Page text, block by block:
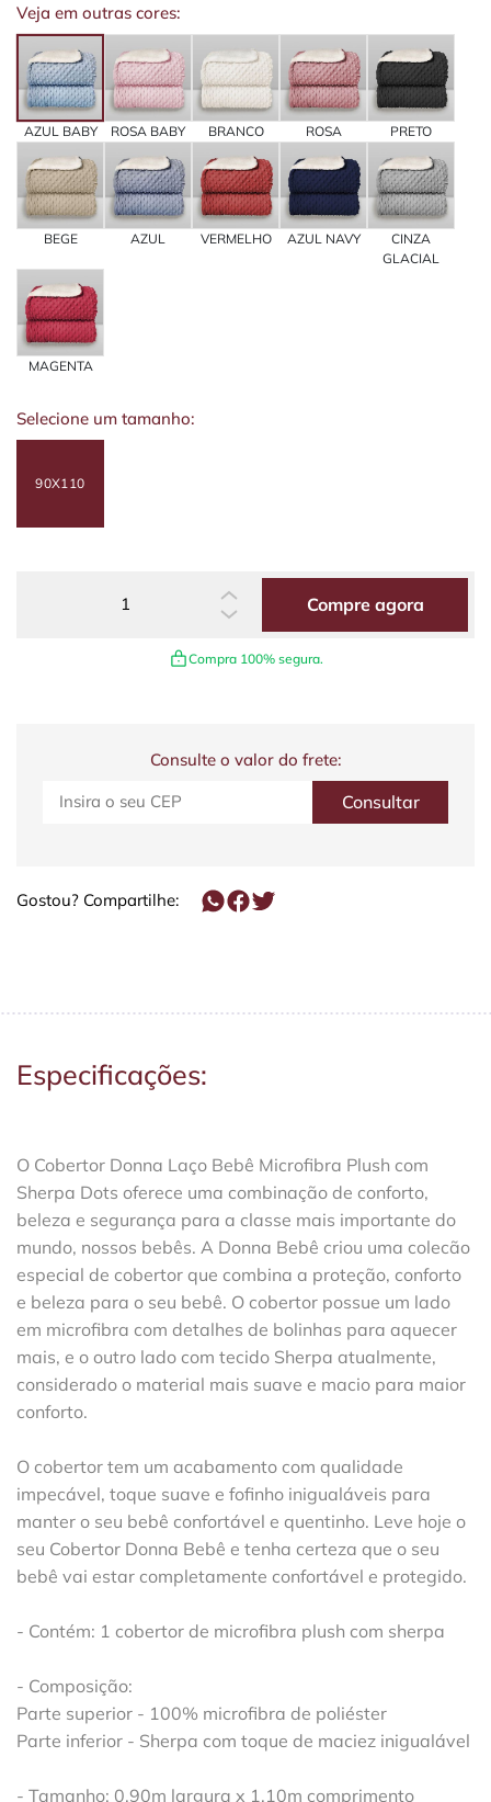
Veja em outras cores:
AZUL BABY ROSA BABY BRANCO ROSA PRETO
BEGE AZUL VERMELHO AZUL NAVY
CINZA
GLACIAL
MAGENTA
Selecione um tamanho:
90X110
Compre agora
Compra 100% segura.
Consulte o valor do frete:
Gostou? Compartilhe:
Especificações:
O Cobertor Donna Laço Bebê Microfibra Plush com
Sherpa Dots oferece uma combinação de conforto,
beleza e segurança para a classe mais importante do
mundo, nossos bebês. A Donna Bebê criou uma colecão
especial de cobertor que combina a proteção, conforto
e beleza para o seu bebê. O cobertor possue um lado
em microfibra com detalhes de bolinhas para aquecer
mais, e o outro lado com tecido Sherpa atualmente,
considerado o material mais suave e macio para maior
conforto.
O cobertor tem um acabamento com qualidade
impecável, toque suave e fofinho inigualáveis para
manter o seu bebê confortável e quentinho. Leve hoje o
seu Cobertor Donna Bebê e tenha certeza que o seu
bebê vai estar completamente confortável e protegido.
- Contém: 1 cobertor de microfibra plush com sherpa
- Composição:
Parte superior - 100% microfibra de poliéster
Parte inferior - Sherpa com toque de maciez inigualável
- Tamanho: 0,90m largura x 1,10m comprimento